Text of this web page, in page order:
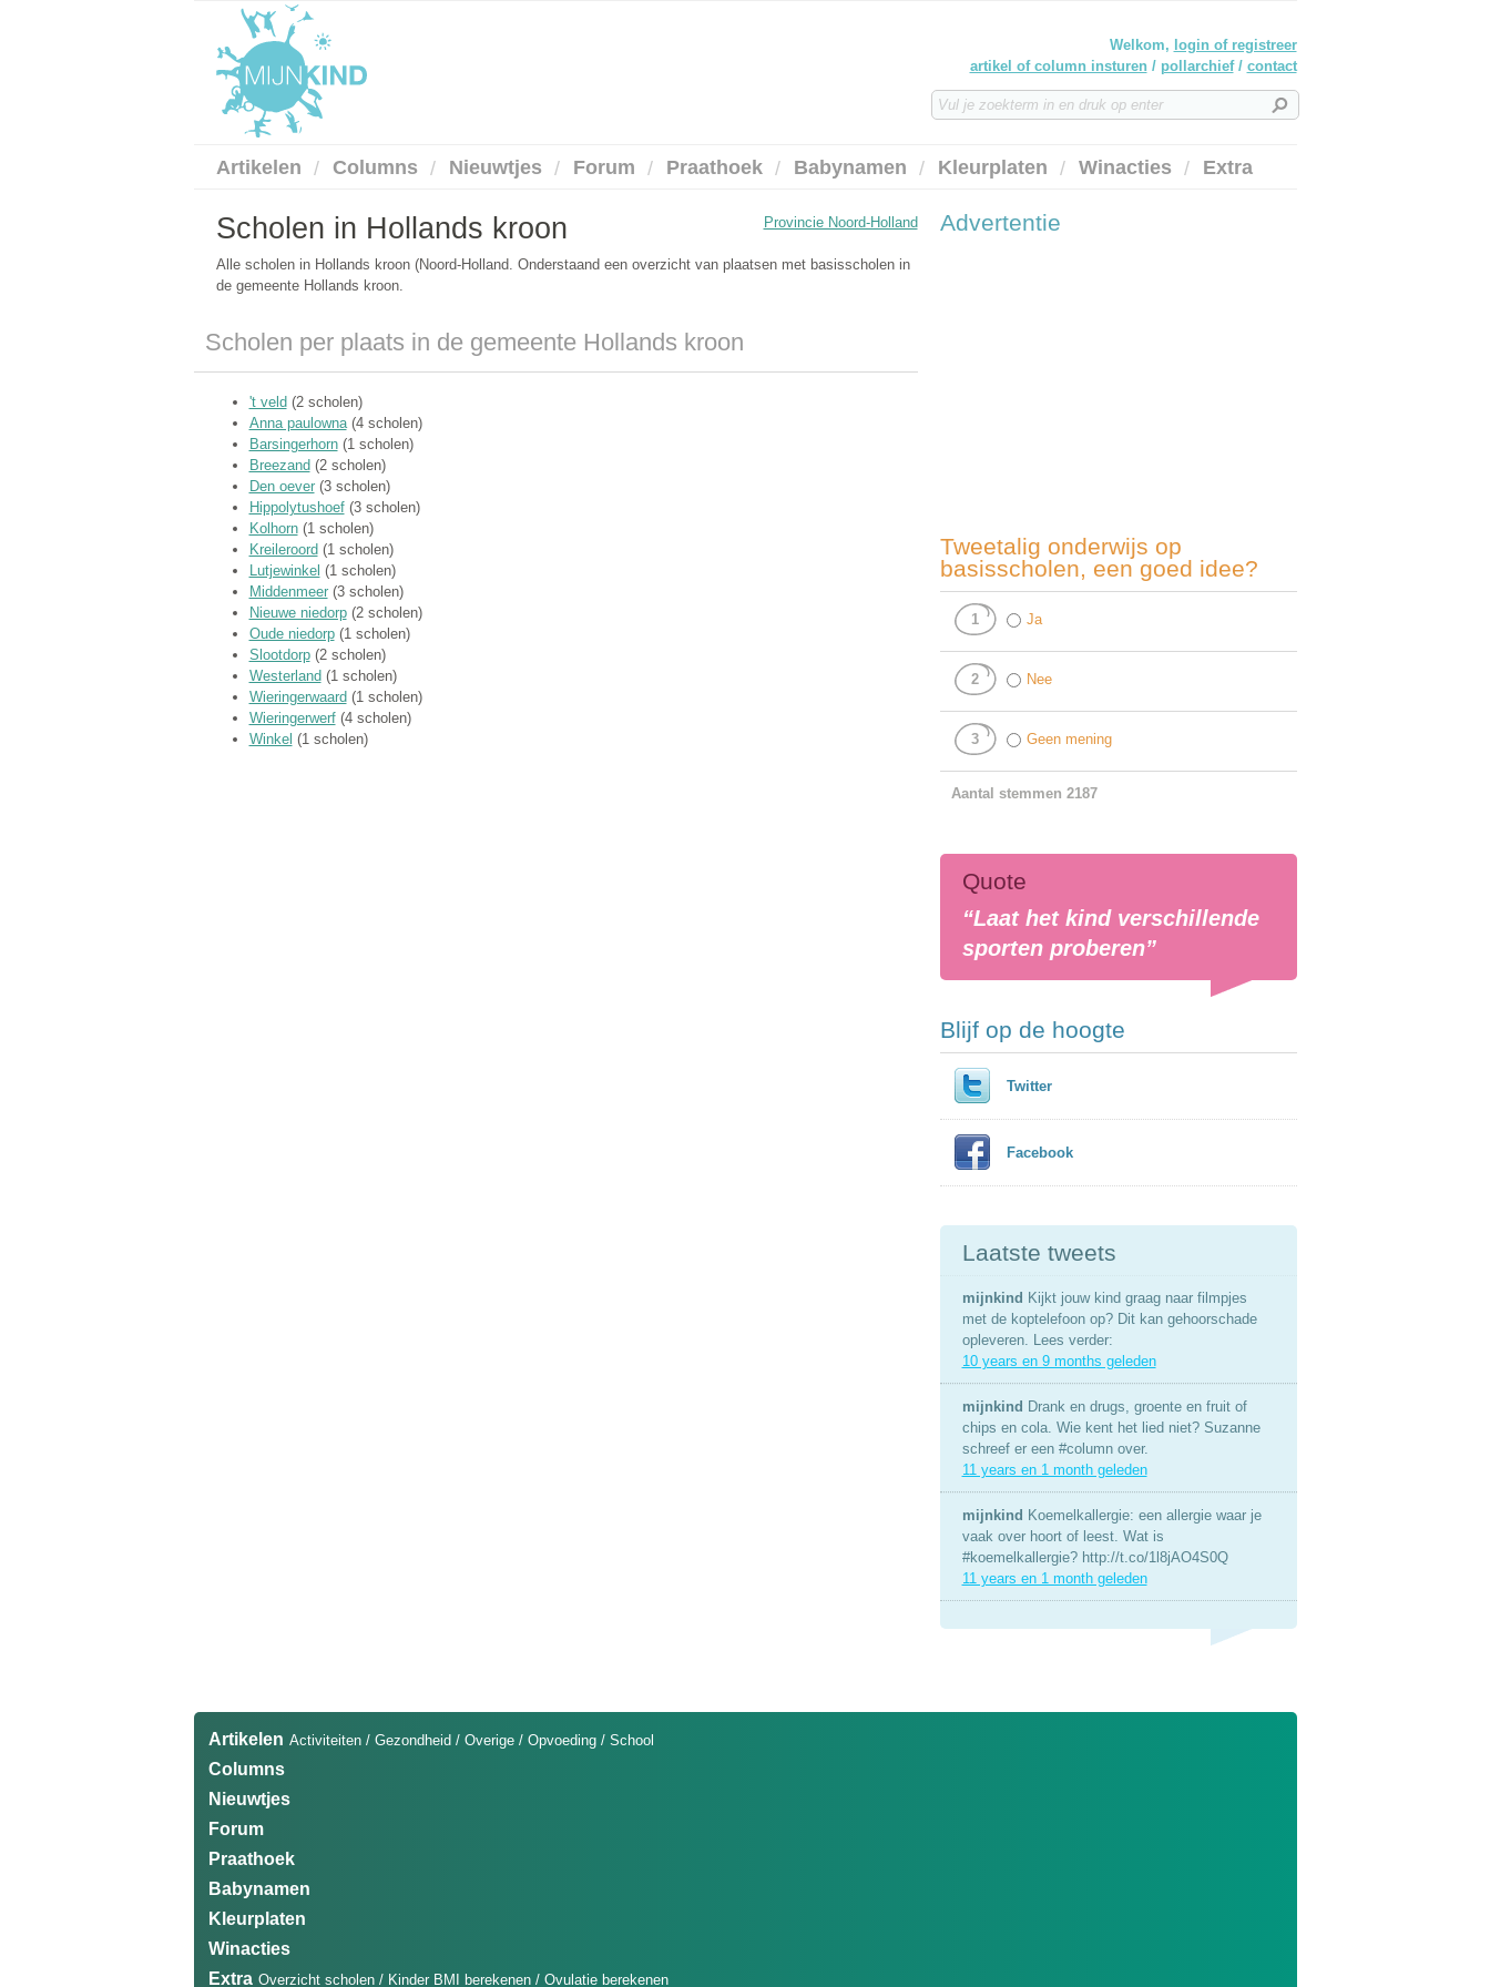
Welkom, login of registreer
artikel of column insturen / pollarchief/ contact
Artikelen Columns Nieuwtjes Forum Praathoek Babynamen Kleurplaten Winacties Extra
Provincie Noord-Holland
Scholen in Hollands kroon
Alle scholen in Hollands kroon (Noord-Holland. Onderstaand een overzicht van plaatsen met basisscholen in
de gemeente Hollands kroon.
Scholen per plaats in de gemeente Hollands kroon
't veld (2 scholen)
Anna paulowna(4 scholen)
Barsingerhorn(1 scholen)
Breezand (2 scholen)
Den oever(3 scholen)
Hippolytushoef(3 scholen)
Kolhorn(1 scholen)
Kreileroord (1 scholen)
Lutjewinkel (1 scholen)
Middenmeer(3 scholen)
Nieuwe niedorp(2 scholen)
Oude niedorp(1 scholen)
Slootdorp(2 scholen)
Westerland (1 scholen)
Wieringerwaard (1 scholen)
Wieringerwerf(4 scholen)
Winkel (1 scholen)
Advertentie
Tweetalig onderwijs op
basisscholen, een goed idee?
1 Ja
2 Nee
3 Geen mening
Aantal stemmen 2187
Quote
“Laat het kind verschillende
sporten proberen”
Blijf op de hoogte
Twitter
Facebook
Laatste tweets
mijnkind Kijkt jouw kind graag naar filmpjes
met de koptelefoon op? Dit kan gehoorschade
opleveren. Lees verder:
10 years en 9 months geleden
mijnkind Drank en drugs, groente en fruit of
chips en cola. Wie kent het lied niet? Suzanne
schreef er een #column over.
11 years en 1 month geleden
mijnkind Koemelkallergie: een allergie waar je
vaak over hoort of leest. Wat is
#koemelkallergie? http://t.co/1l8jAO4S0Q
11 years en 1 month geleden
Artikelen Activiteiten/ Gezondheid/ Overige/ Opvoeding/ School
Columns
Nieuwtjes
Forum
Praathoek
Babynamen
Kleurplaten
Winacties
Extra Overzicht scholen/ Kinder BMI berekenen/ Ovulatie berekenen